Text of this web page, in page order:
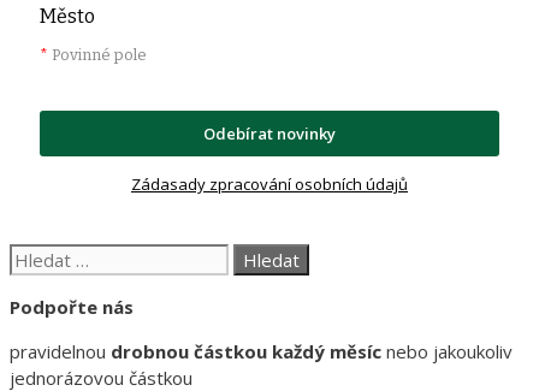
Město
* Povinné pole
Odebírat novinky
Zádasady zpracování osobních údajů
Hledat:
Podpořte nás
pravidelnou drobnou částkou každý měsíc nebo jakoukoliv
jednorázovou částkou